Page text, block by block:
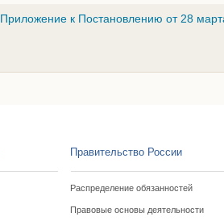
Приложение к Постановлению от 28
Правительство России
Распределение обязанностей
Правовые основы деятельности